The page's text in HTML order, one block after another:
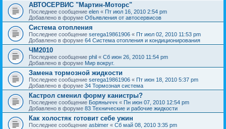
АВТОСЕРВИС "Мартин-Моторс"
Последнее сообщение elen « Пт июл 16, 2010 2:54 pm
Добавлено в форуме Объявления от автосервисов
Система отопления
Последнее сообщение serega19861906 « Пт июл 02, 2010 11:53 pm
Добавлено в форуме 64 Система отопления и кондиционирования
ЧМ2010
Последнее сообщение phil « Сб июн 26, 2010 11:54 pm
Добавлено в форуме Мир вокруг.
Замена тормозной жидкости
Последнее сообщение serega19861906 « Пт июн 18, 2010 5:37 pm
Добавлено в форуме 34 Тормозная система
Кастрол сменил форму канистры?
Последнее сообщение Боряныччч « Пн июн 07, 2010 12:54 pm
Добавлено в форуме 83 Технические и рабочие жидкости
Как холостяк готовит себе ужин
Последнее сообщение asbimer « Сб май 08, 2010 3:35 pm